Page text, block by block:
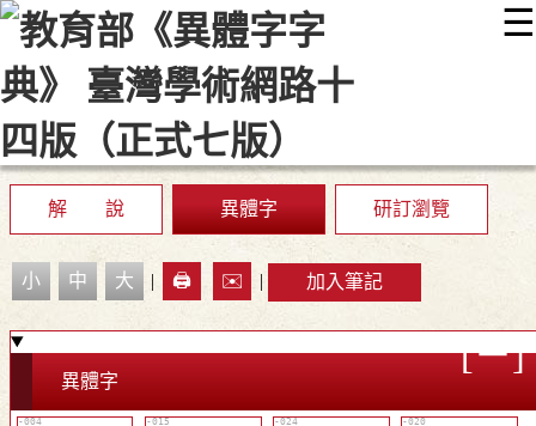
☰
::: 最新消息 常見問題 編輯說明
顯示模式
網站導覽
解 說 異體字 研訂瀏覽
小 中 大 | 🖨️ ✉️ | 加入筆記
異體字